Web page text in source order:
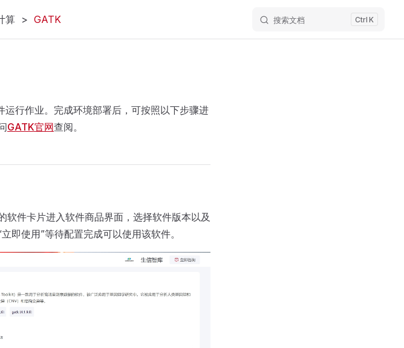
算 > GATK 搜索文档 K
行作业。完成环境部署后，可按照以下步骤进
GATK官网查阅。
件卡片进入软件商品界面，选择软件版本以及
即使用”等待配置完成可以使用该软件。